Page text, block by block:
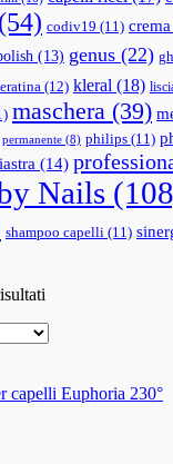
(54) codiv19 (11) crema
(13) genus (22)
(12) kleral (18)
maschera (39)
permanente (8) philips (11)
(14)
Nails
shampoo capelli (11)